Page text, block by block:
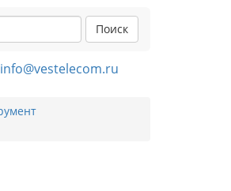
Поиск
info@vestelecom.ru